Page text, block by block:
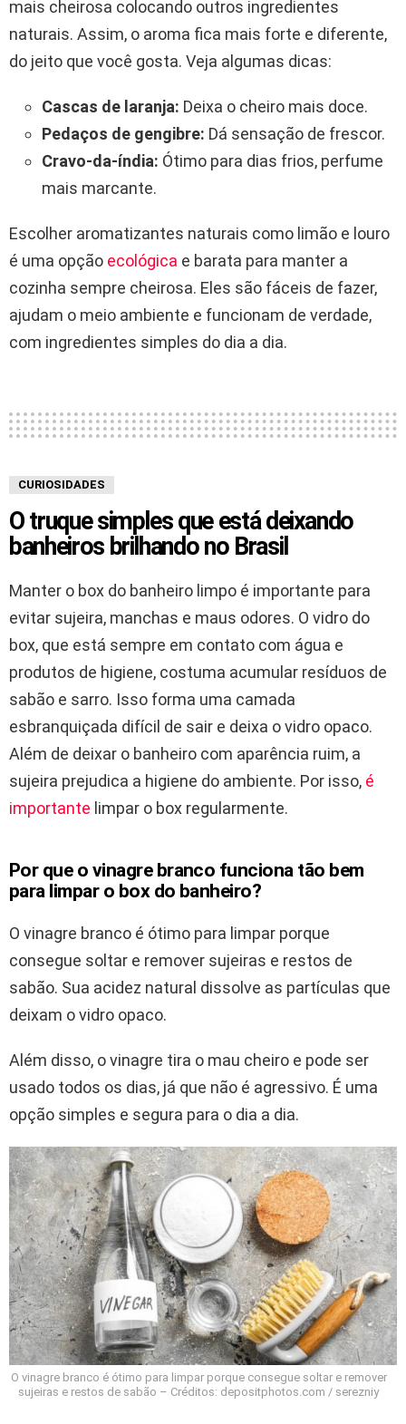
mais cheirosa colocando outros ingredientes
naturais. Assim, o aroma fica mais forte e diferente,
do jeito que você gosta. Veja algumas dicas:
Cascas de laranja: Deixa o cheiro mais doce.
Pedaços de gengibre: Dá sensação de frescor.
Cravo-da-índia: Ótimo para dias frios, perfume
mais marcante.
Escolher aromatizantes naturais como limão e louro
é uma opção ecológica e barata para manter a
cozinha sempre cheirosa. Eles são fáceis de fazer,
ajudam o meio ambiente e funcionam de verdade,
com ingredientes simples do dia a dia.
CURIOSIDADES
O truque simples que está deixando
banheiros brilhando no Brasil
Manter o box do banheiro limpo é importante para
evitar sujeira, manchas e maus odores. O vidro do
box, que está sempre em contato com água e
produtos de higiene, costuma acumular resíduos de
sabão e sarro. Isso forma uma camada
esbranquiçada difícil de sair e deixa o vidro opaco.
Além de deixar o banheiro com aparência ruim, a
sujeira prejudica a higiene do ambiente. Por isso, é
importante limpar o box regularmente.
Por que o vinagre branco funciona tão bem
para limpar o box do banheiro?
O vinagre branco é ótimo para limpar porque
consegue soltar e remover sujeiras e restos de
sabão. Sua acidez natural dissolve as partículas que
deixam o vidro opaco.
Além disso, o vinagre tira o mau cheiro e pode ser
usado todos os dias, já que não é agressivo. É uma
opção simples e segura para o dia a dia.
O vinagre branco é ótimo para limpar porque consegue soltar e remover
sujeiras e restos de sabão – Créditos: depositphotos.com / serezniy